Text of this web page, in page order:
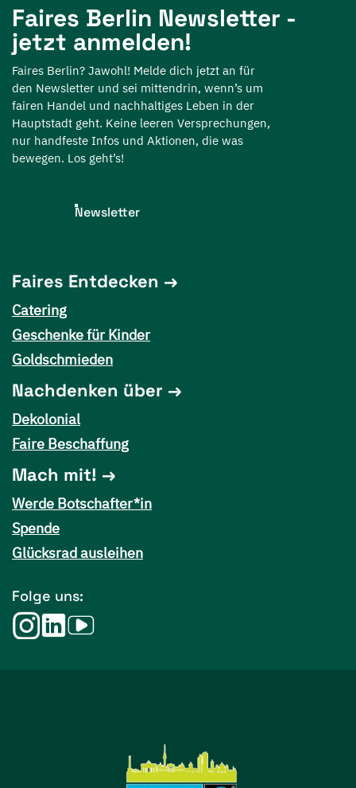
Faires Berlin Newsletter -
jetzt anmelden!
Faires Berlin? Jawohl! Melde dich jetzt an für
den Newsletter und sei mittendrin, wenn’s um
fairen Handel und nachhaltiges Leben in der
Hauptstadt geht. Keine leeren Versprechungen,
nur handfeste Infos und Aktionen, die was
bewegen. Los geht’s!
Newsletter
Faires Entdecken
Catering
Geschenke für Kinder
Goldschmieden
Nachdenken über
Dekolonial
Faire Beschaffung
Mach mit!
Werde Botschafter*in
Spende
Glücksrad ausleihen
Folge uns: